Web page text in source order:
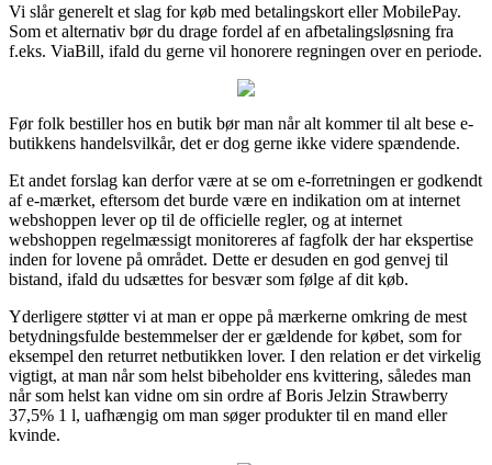
Vi slår generelt et slag for køb med betalingskort eller MobilePay.
Som et alternativ bør du drage fordel af en afbetalingsløsning fra
f.eks. ViaBill, ifald du gerne vil honorere regningen over en periode.
Før folk bestiller hos en butik bør man når alt kommer til alt bese e-
butikkens handelsvilkår, det er dog gerne ikke videre spændende.
Et andet forslag kan derfor være at se om e-forretningen er godkendt
af e-mærket, eftersom det burde være en indikation om at internet
webshoppen lever op til de officielle regler, og at internet
webshoppen regelmæssigt monitoreres af fagfolk der har ekspertise
inden for lovene på området. Dette er desuden en god genvej til
bistand, ifald du udsættes for besvær som følge af dit køb.
Yderligere støtter vi at man er oppe på mærkerne omkring de mest
betydningsfulde bestemmelser der er gældende for købet, som for
eksempel den returret netbutikken lover. I den relation er det virkelig
vigtigt, at man når som helst bibeholder ens kvittering, således man
når som helst kan vidne om sin ordre af Boris Jelzin Strawberry
37,5% 1 l, uafhængig om man søger produkter til en mand eller
kvinde.